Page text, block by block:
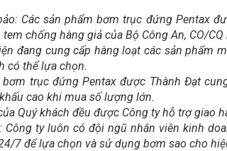
Các sản phẩm bơm trục đứng Pentax
chống hàng giả của Bộ Công An, CO/
đang cung cấp hàng loạt các sản phẩm
có thể lựa chọn.
bơm trục đứng Pentax được Thành Đạt
cao khi mua số lượng lớn.
Quý khách đều được Công ty hỗ trợ giao
ty luôn có đội ngũ nhân viên kinh
7 để lựa chọn và sử dụng bơm sao cho